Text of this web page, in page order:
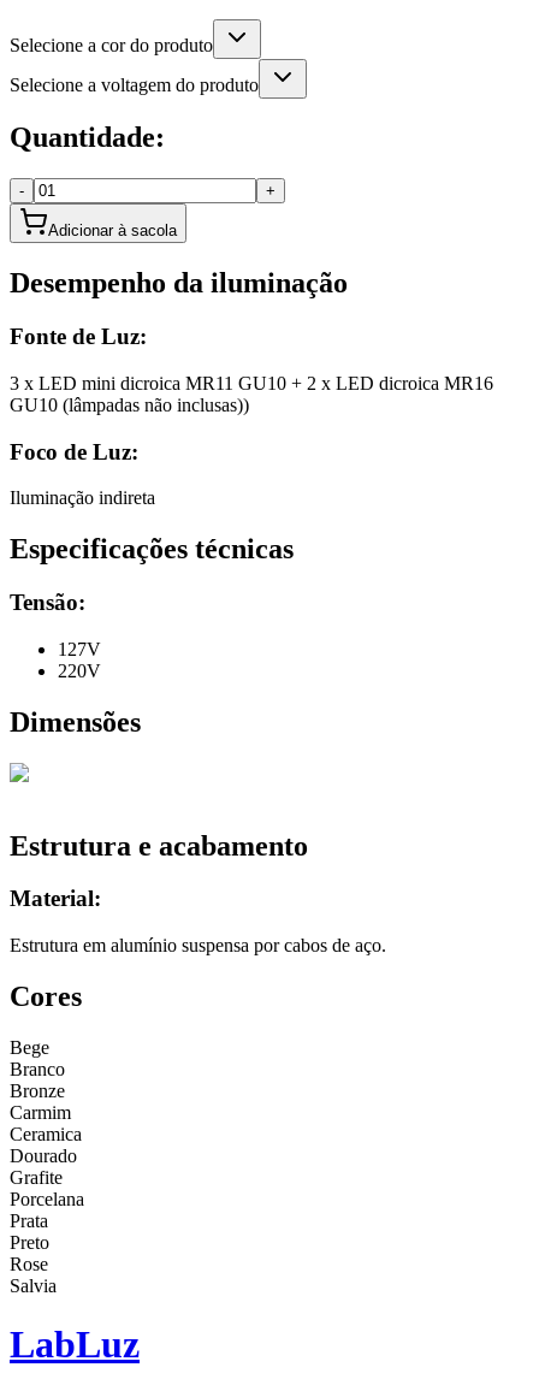
Selecione a cor do produto
Selecione a voltagem do produto
Quantidade:
- +
Adicionar à sacola
Desempenho da iluminação
Fonte de Luz:
3 x LED mini dicroica MR11 GU10 + 2 x LED dicroica MR16
GU10 (lâmpadas não inclusas))
Foco de Luz:
Iluminação indireta
Especificações técnicas
Tensão:
127V
220V
Dimensões
Estrutura e acabamento
Material:
Estrutura em alumínio suspensa por cabos de aço.
Cores
Bege
Branco
Bronze
Carmim
Ceramica
Dourado
Grafite
Porcelana
Prata
Preto
Rose
Salvia
LabLuz